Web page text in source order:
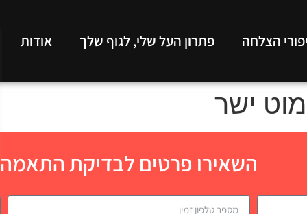
הצלחה פתרון העל שלי, לגוף שלך אודות
ישר
השאירו פרטים לבדיקת התאמה